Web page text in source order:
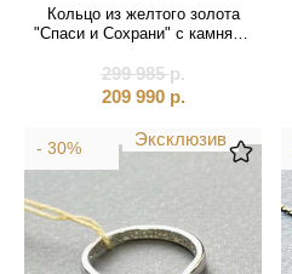
Кольцо из желтого золота
"Спаси и Сохрани" с камнями
299 985р.
209 990 р.
Эксклюзив
- 30%